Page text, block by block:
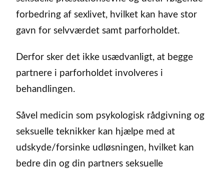
forbedring af sexlivet, hvilket kan have stor
gavn for selvværdet samt parforholdet.
Derfor sker det ikke usædvanligt, at begge
partnere i parforholdet involveres i
behandlingen.
Såvel medicin som psykologisk rådgivning og
seksuelle teknikker kan hjælpe med at
udskyde/forsinke udløsningen, hvilket kan
bedre din og din partners seksuelle